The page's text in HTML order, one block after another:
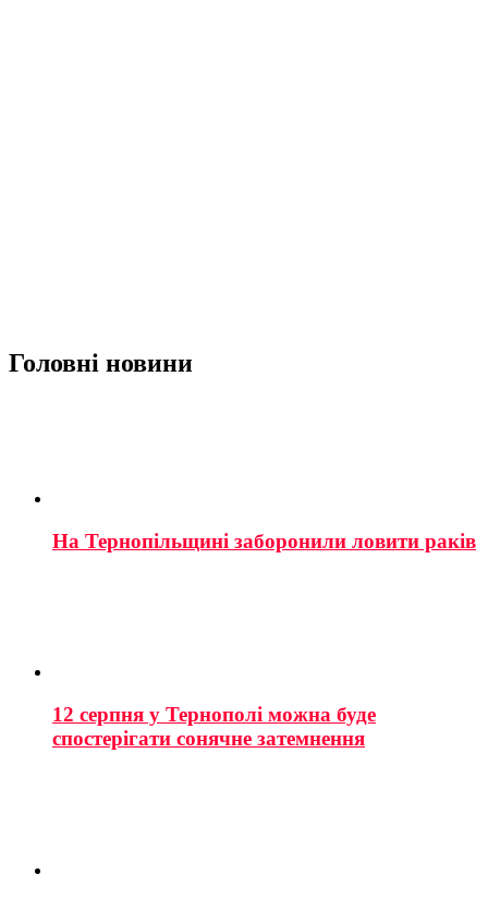
Головні новини
На Тернопільщині заборонили ловити раків
12 серпня у Тернополі можна буде
спостерігати сонячне затемнення